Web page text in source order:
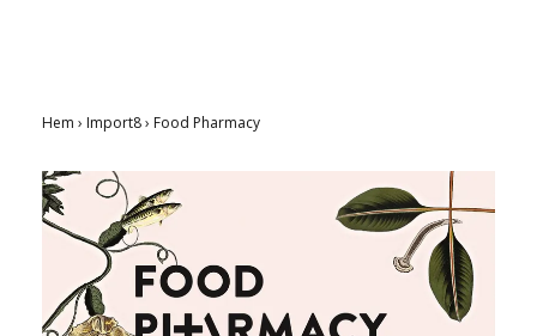
Hem › Import8› Food Pharmacy